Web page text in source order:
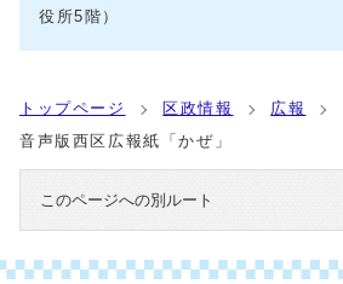
役所5階）
トップページ 区政情報 広報
音声版西区広報紙「かぜ」
このページへの別ルート